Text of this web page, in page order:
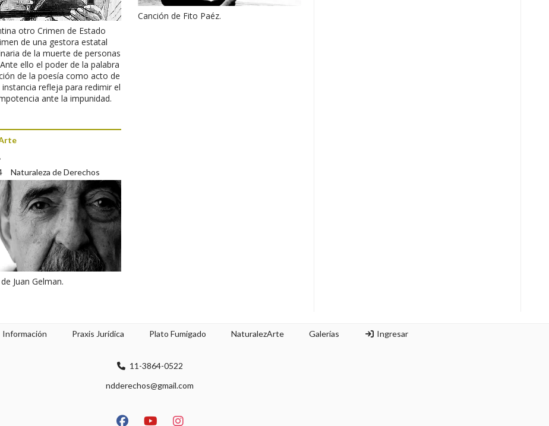
otro Crimen de Estado
de una gestora estatal
de la muerte de personas
ello el poder de la palabra
de la poesía como acto de
instancia refleja para redimir el
ante la impunidad.
Canción de Fito Paéz.
Naturaleza de Derechos
Juan Gelman.
Información Praxis Jurídica Plato Fumigado NaturalezArte Galerías Ingresar
11-3864-0522
ndderechos@gmail.com